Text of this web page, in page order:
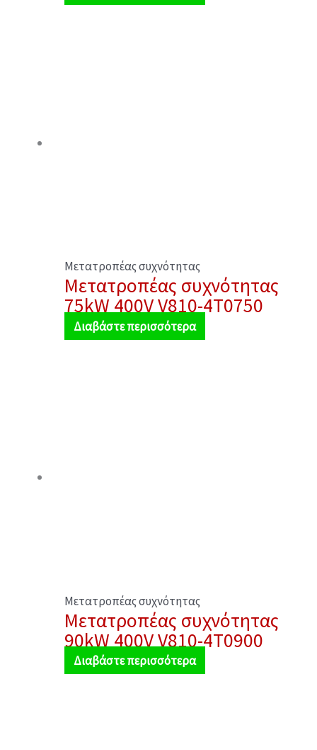
Μετατροπέας συχνότητας
Μετατροπέας συχνότητας
75kW 400V V810-4T0750
Διαβάστε περισσότερα
Μετατροπέας συχνότητας
Μετατροπέας συχνότητας
90kW 400V V810-4T0900
Διαβάστε περισσότερα